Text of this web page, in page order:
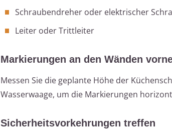
Schraubendreher oder elektrischer
Leiter oder Trittleiter
Markierungen an den Wänden
Messen Sie die geplante Höhe der
Wasserwaage, um die Markierungen
Sicherheitsvorkehrungen treffen